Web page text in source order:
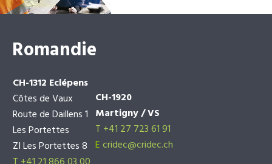
Romandie
CH-1312 Eclépens
Côtes de Vaux
Route de Daillens 1
Les Portettes
ZI Les Portettes 8
CH-1920
Martigny / VS
T +41 27 723 61 91
Ecridec@cridec.ch